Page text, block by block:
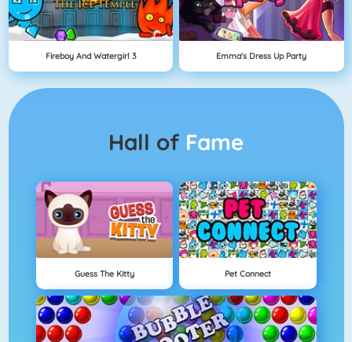
Fireboy And Watergirl 3 Emma's Dress Up Party
Hall of Fame
Guess The Kitty Pet Connect